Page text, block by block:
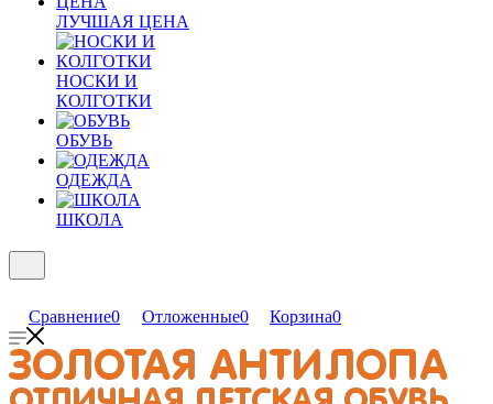
ЛУЧШАЯ ЦЕНА
НОСКИ И
КОЛГОТКИ
ОБУВЬ
ОДЕЖДА
ШКОЛА
Сравнение0 Отложенные0 Корзина0